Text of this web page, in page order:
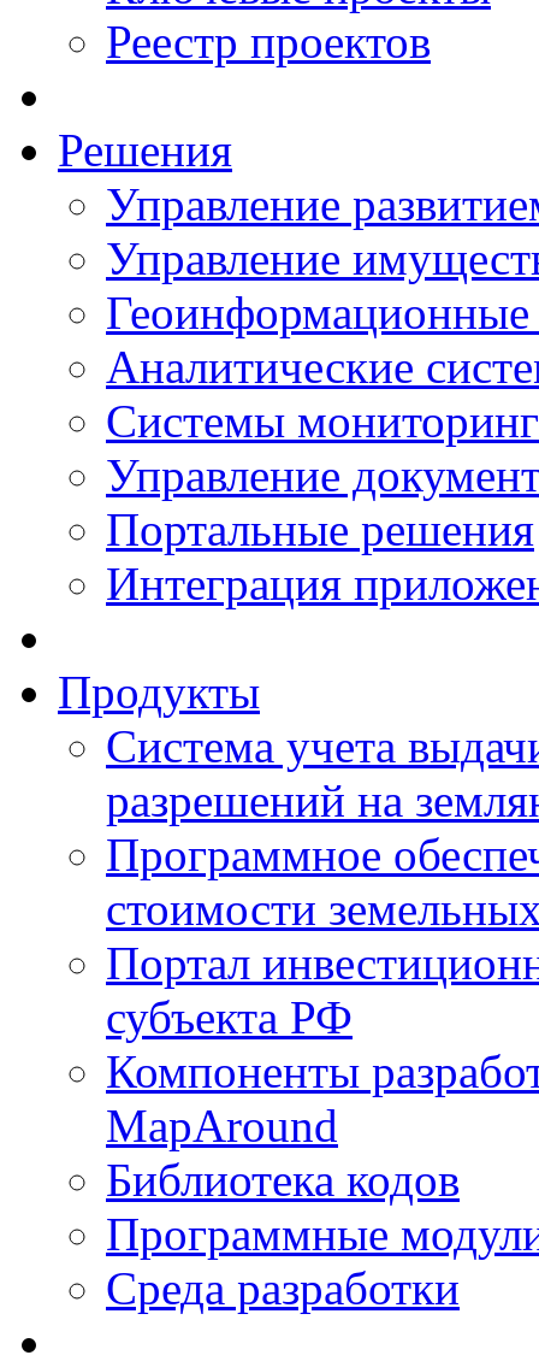
Реестр проектов
Решения
Управление
Управление
Аналитические
Системы
Управление
Портальные решения
Интеграция
Продукты
Система учета
разрешений на
Программное
стоимости
Портал
субъекта РФ
Компоненты
MapAround
Библиотека кодов
Программные
Среда разработки